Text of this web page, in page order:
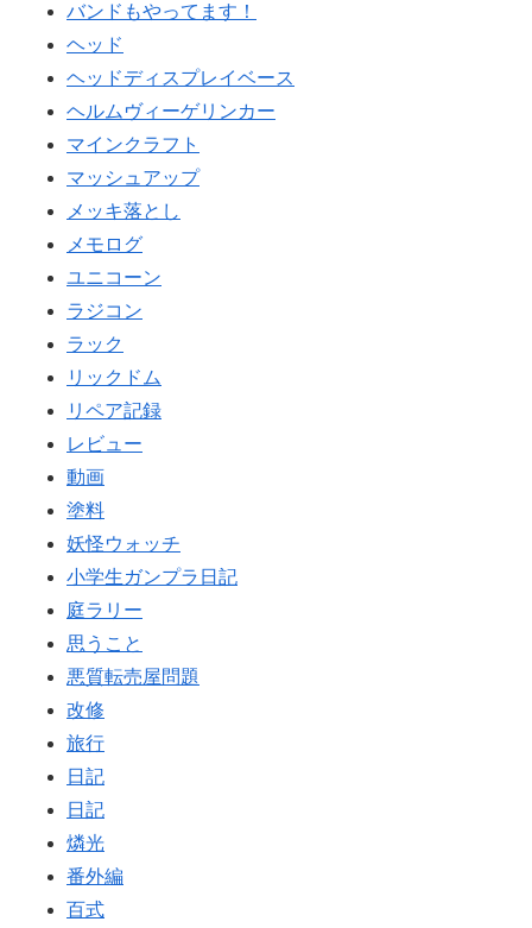
バンドもやってます！
ヘッド
ヘッドディスプレイベース
ヘルムヴィーゲリンカー
マインクラフト
マッシュアップ
メッキ落とし
メモログ
ユニコーン
ラジコン
ラック
リックドム
リペア記録
レビュー
動画
塗料
妖怪ウォッチ
小学生ガンプラ日記
庭ラリー
思うこと
悪質転売屋問題
改修
旅行
日記
日記
燐光
番外編
百式